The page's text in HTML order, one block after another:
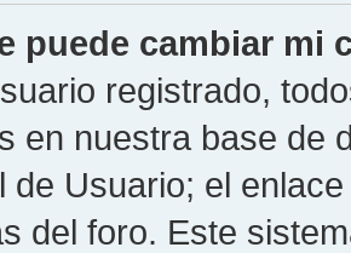
puede cambiar mi
registrado,
en nuestra base de
de Usuario; el
del foro. Este